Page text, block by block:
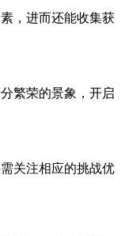
，进而还能收集获
繁荣的景象，开启
关注相应的挑战优